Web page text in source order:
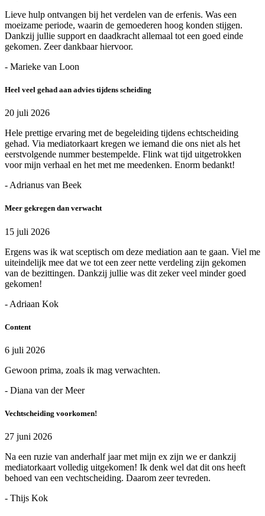
Lieve hulp ontvangen bij het verdelen van de erfenis. Was een
moeizame periode, waarin de gemoederen hoog konden stijgen.
Dankzij jullie support en daadkracht allemaal tot een goed einde
gekomen. Zeer dankbaar hiervoor.
- Marieke van Loon
Heel veel gehad aan advies tijdens scheiding
20 juli 2026
Hele prettige ervaring met de begeleiding tijdens echtscheiding
gehad. Via mediatorkaart kregen we iemand die ons niet als het
eerstvolgende nummer bestempelde. Flink wat tijd uitgetrokken
voor mijn verhaal en het met me meedenken. Enorm bedankt!
- Adrianus van Beek
Meer gekregen dan verwacht
15 juli 2026
Ergens was ik wat sceptisch om deze mediation aan te gaan. Viel me
uiteindelijk mee dat we tot een zeer nette verdeling zijn gekomen
van de bezittingen. Dankzij jullie was dit zeker veel minder goed
gekomen!
- Adriaan Kok
Content
6 juli 2026
Gewoon prima, zoals ik mag verwachten.
- Diana van der Meer
Vechtscheiding voorkomen!
27 juni 2026
Na een ruzie van anderhalf jaar met mijn ex zijn we er dankzij
mediatorkaart volledig uitgekomen! Ik denk wel dat dit ons heeft
behoed van een vechtscheiding. Daarom zeer tevreden.
- Thijs Kok